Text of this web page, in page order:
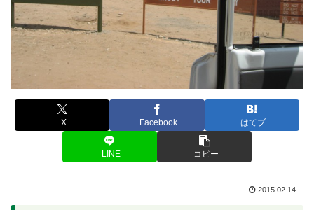
X Facebook はてブ
LINE コピー
2015.02.14